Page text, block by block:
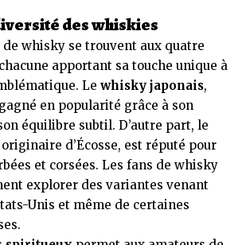
des whiskies
de whisky se trouvent aux quatre
apportant sa touche unique à
Le whisky japonais,
en popularité grâce à son
équilibre subtil. D’autre part, le
originaire d’Écosse, est réputé pour
et corsées. Les fans de whisky
explorer des variantes venant
Unis et même de certaines